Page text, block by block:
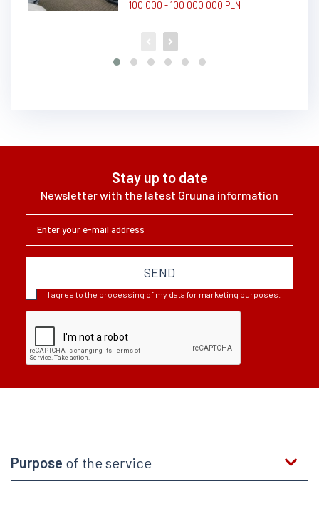
100 000 - 100 000 000 PLN
Stay up to date
Newsletter with the latest Gruuna information
SEND
I agree to the processing of my data for marketing purposes.
Purpose of the service